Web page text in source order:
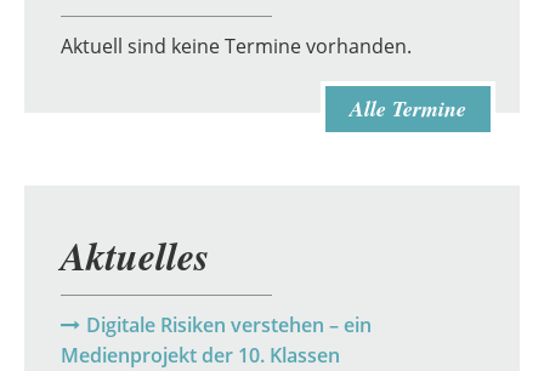
Aktuell sind keine Termine vorhanden.
Alle Termine
Aktuelles
Digitale Risiken verstehen – ein
Medienprojekt der 10. Klassen